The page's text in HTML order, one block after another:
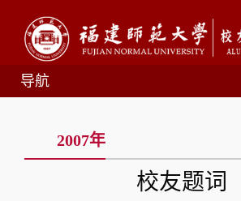
导航
2007年
校友题词